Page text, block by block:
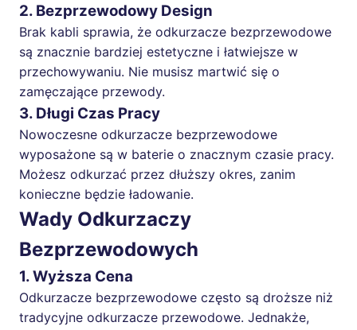
2. Bezprzewodowy Design
Brak kabli sprawia, że odkurzacze bezprzewodowe
są znacznie bardziej estetyczne i łatwiejsze w
przechowywaniu. Nie musisz martwić się o
zamęczające przewody.
3. Długi Czas Pracy
Nowoczesne odkurzacze bezprzewodowe
wyposażone są w baterie o znacznym czasie pracy.
Możesz odkurzać przez dłuższy okres, zanim
konieczne będzie ładowanie.
Wady Odkurzaczy
Bezprzewodowych
1. Wyższa Cena
Odkurzacze bezprzewodowe często są droższe niż
tradycyjne odkurzacze przewodowe. Jednakże,